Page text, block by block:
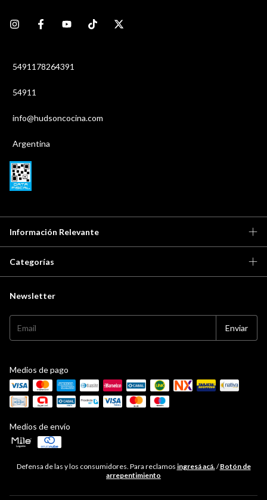
5491178264391
54911
info@hudsoncocina.com
Argentina
Información Relevante
Categorías
Newsletter
Medios de pago
Medios de envío
Defensa de las y los consumidores. Para reclamos ingresá acá./ Botón de
arrepentimiento